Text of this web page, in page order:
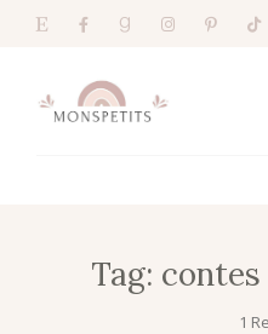
Tag:
1